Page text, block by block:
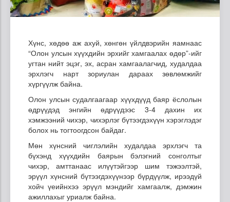
Хүнс, хөдөө аж ахуй, хөнгөн үйлдвэрийн яамнаас
“Олон улсын хүүхдийн эрхийг хамгаалах өдөр”-ийг
угтан нийт эцэг, эх, асран хамгаалагчид, худалдаа
эрхлэгч нарт зориулан дараах зөвлөмжийг
хүргүүлж байна.
Олон улсын судалгаагаар хүүхдүүд баяр ёслолын
өдрүүдэд энгийн өдрүүдээс 3-4 дахин их
хэмжээний чихэр, чихэрлэг бүтээгдэхүүн хэрэглэдэг
болох нь тогтоогдсон байдаг.
Мөн хүнсний чиглэлийн худалдаа эрхлэгч та
бүхэнд хүүхдийн баярын бэлэгний сонголтыг
чихэр, амттанаас илүүтэйгээр шим тэжээлтэй,
эрүүл хүнсний бүтээгдэхүүнээр бүрдүүлж, ирээдүй
хойч үеийнхээ эрүүл мэндийг хамгаалж, дэмжин
ажиллахыг уриалж байна.